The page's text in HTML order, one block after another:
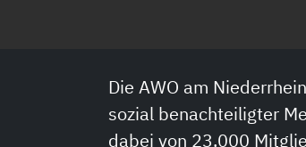
Die AWO am
sozial benachteiligter
dabei von 23.000